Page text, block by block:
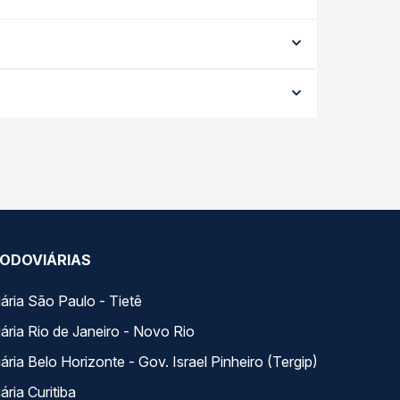
na data desejada.
a melhor oferta para o seu roteiro.
São Paulo - Tietê
Rio de Janeiro - Novo Rio
Belo Horizonte - Gov. Israel Pinheiro (Tergip)
Curitiba